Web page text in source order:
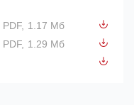
PDF, 1.17 Мб
PDF, 1.29 Мб